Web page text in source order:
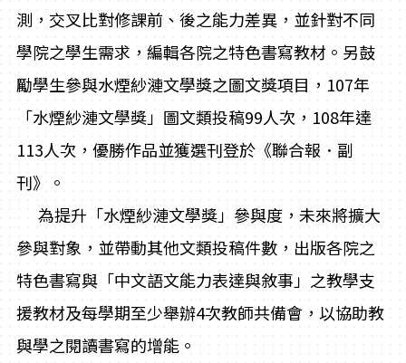
測，交叉比對修課前、後之能力差異，並針對不同
學院之學生需求，編輯各院之特色書寫教材。另鼓
勵學生參與水煙紗漣文學獎之圖文獎項目，107年
「水煙紗漣文學獎」圖文類投稿99人次，108年達
113人次，優勝作品並獲選刊登於《聯合報．副
刊》。
為提升「水煙紗漣文學獎」參與度，未來將擴大
參與對象，並帶動其他文類投稿件數，出版各院之
特色書寫與「中文語文能力表達與敘事」之教學支
援教材及每學期至少舉辦4次教師共備會，以協助教
與學之閱讀書寫的增能。